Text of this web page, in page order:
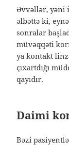
Əvvəllər, yəni
əlbəttə ki,
sonralar
müvəqqəti
ya kontakt
çıxartdığı
qayıdır.
Daimi
Bəzi